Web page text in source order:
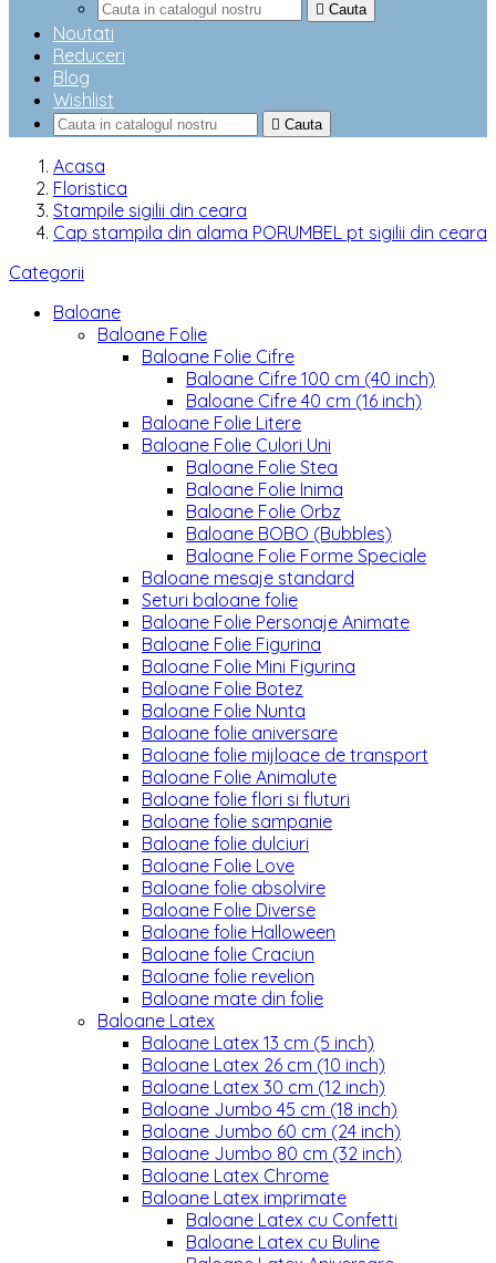
 Cauta
Noutati
Reduceri
Blog
Wishlist
 Cauta
Acasa
Floristica
Stampile sigilii din ceara
Cap stampila din alama PORUMBEL pt sigilii din ceara
Categorii
Baloane
Baloane Folie
Baloane Folie Cifre
Baloane Cifre 100 cm (40 inch)
Baloane Cifre 40 cm (16 inch)
Baloane Folie Litere
Baloane Folie Culori Uni
Baloane Folie Stea
Baloane Folie Inima
Baloane Folie Orbz
Baloane BOBO (Bubbles)
Baloane Folie Forme Speciale
Baloane mesaje standard
Seturi baloane folie
Baloane Folie Personaje Animate
Baloane Folie Figurina
Baloane Folie Mini Figurina
Baloane Folie Botez
Baloane Folie Nunta
Baloane folie aniversare
Baloane folie mijloace de transport
Baloane Folie Animalute
Baloane folie flori si fluturi
Baloane folie sampanie
Baloane folie dulciuri
Baloane Folie Love
Baloane folie absolvire
Baloane Folie Diverse
Baloane folie Halloween
Baloane folie Craciun
Baloane folie revelion
Baloane mate din folie
Baloane Latex
Baloane Latex 13 cm (5 inch)
Baloane Latex 26 cm (10 inch)
Baloane Latex 30 cm (12 inch)
Baloane Jumbo 45 cm (18 inch)
Baloane Jumbo 60 cm (24 inch)
Baloane Jumbo 80 cm (32 inch)
Baloane Latex Chrome
Baloane Latex imprimate
Baloane Latex cu Confetti
Baloane Latex cu Buline